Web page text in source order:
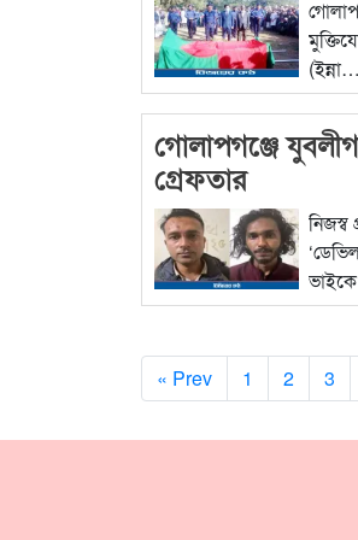
গোলাপগঞ্জে
গ্রেফতার
« Prev 1 2 3